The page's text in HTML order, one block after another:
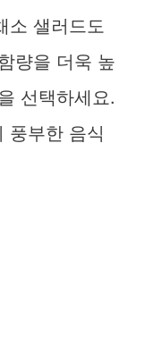
소 샐러드도
량을 더욱 높
선택하세요.
풍부한 음식